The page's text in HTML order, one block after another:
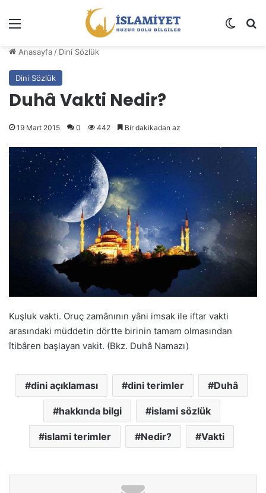
Dış
Anasayfa / Dini Sözlük
Dini Sözlük
Duhâ Vakti Nedir?
19 Mart 2015 0 442 Bir dakikadan az
Kuşluk vakti. Oruç zamânının yâni imsak ile iftar vakti
arasındaki müddetin dörtte birinin tamam olmasından
îtibâren başlayan vakit. (Bkz. Duhâ Namazı)
dini açıklaması dini terimler Duhâ
hakkında bilgi islami sözlük
islami terimler Nedir? Vakti